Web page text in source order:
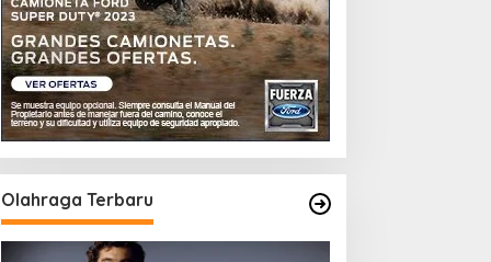
Olahraga Terbaru